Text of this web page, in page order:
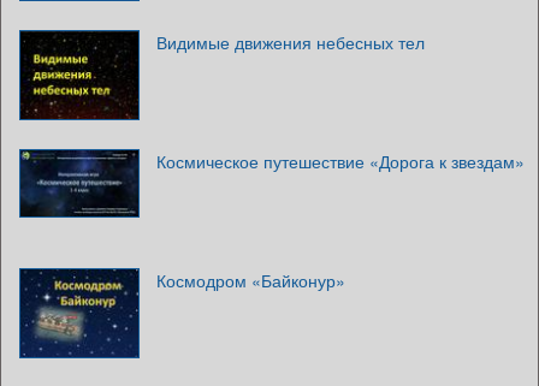
Видимые движения небесных тел
Космическое путешествие «Дорога к звездам»
Космодром «Байконур»